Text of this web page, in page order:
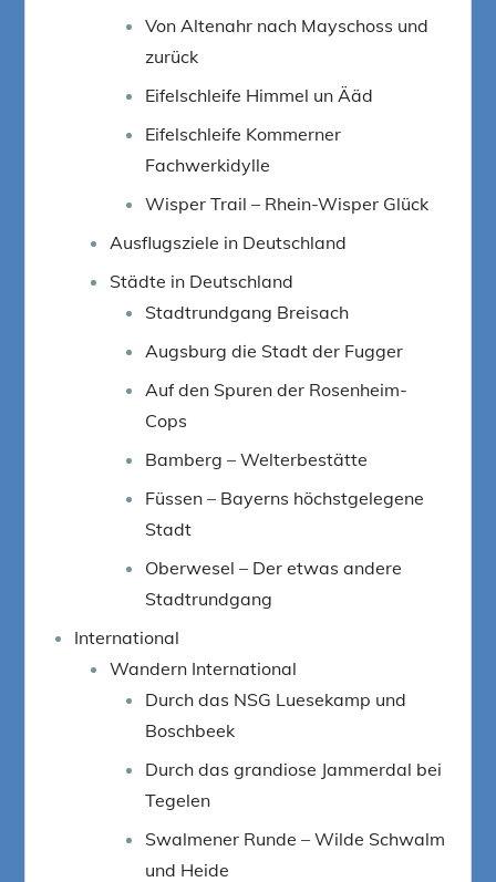
Von Altenahr nach Mayschoss und
zurück
Eifelschleife Himmel un Ääd
Eifelschleife Kommerner
Fachwerkidylle
Wisper Trail – Rhein-Wisper Glück
Ausflugsziele in Deutschland
Städte in Deutschland
Stadtrundgang Breisach
Augsburg die Stadt der Fugger
Auf den Spuren der Rosenheim-
Cops
Bamberg – Welterbestätte
Füssen – Bayerns höchstgelegene
Stadt
Oberwesel – Der etwas andere
Stadtrundgang
International
Wandern International
Durch das NSG Luesekamp und
Boschbeek
Durch das grandiose Jammerdal bei
Tegelen
Swalmener Runde – Wilde Schwalm
und Heide